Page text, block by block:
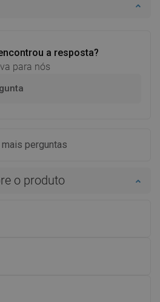
a resposta?
para nós
mais perguntas
o produto